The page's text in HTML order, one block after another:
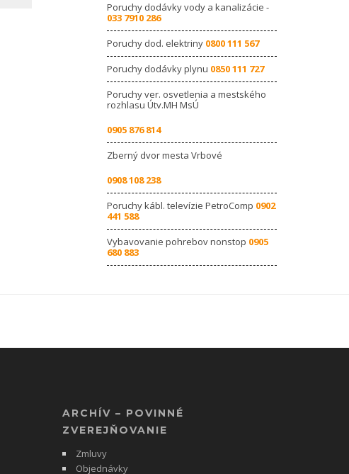
Poruchy dodávky vody a kanalizácie -
033 7910 286
Poruchy dod. elektriny 0800 111 567
Poruchy dodávky plynu 0850 111 727
Poruchy ver. osvetlenia a mestského
rozhlasu Útv.MH MsÚ
0905 876 814
Zberný dvor mesta Vrbové
0908 108 238
Poruchy kábl. televízie PetroComp 0902
441 588
Vybavovanie pohrebov nonstop 0905
680 883
ARCHÍV – POVINNÉ
ZVEREJŇOVANIE
Zmluvy
Objednávky